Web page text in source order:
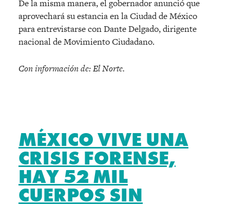
De la misma manera, el gobernador anunció que
aprovechará su estancia en la Ciudad de México
para entrevistarse con Dante Delgado, dirigente
nacional de Movimiento Ciudadano.
Con información de: El Norte.
MÉXICO VIVE UNA
CRISIS FORENSE,
HAY 52 MIL
CUERPOS SIN